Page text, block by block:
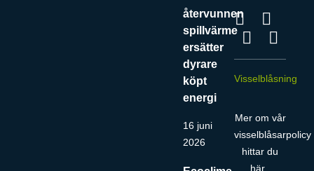
återvunnen
spillvärme
ersätter
dyrare
köpt
energi
16 juni
2026
Visselblåsning
Mer om vår
visselblåsarpolicy
hittar du
här.